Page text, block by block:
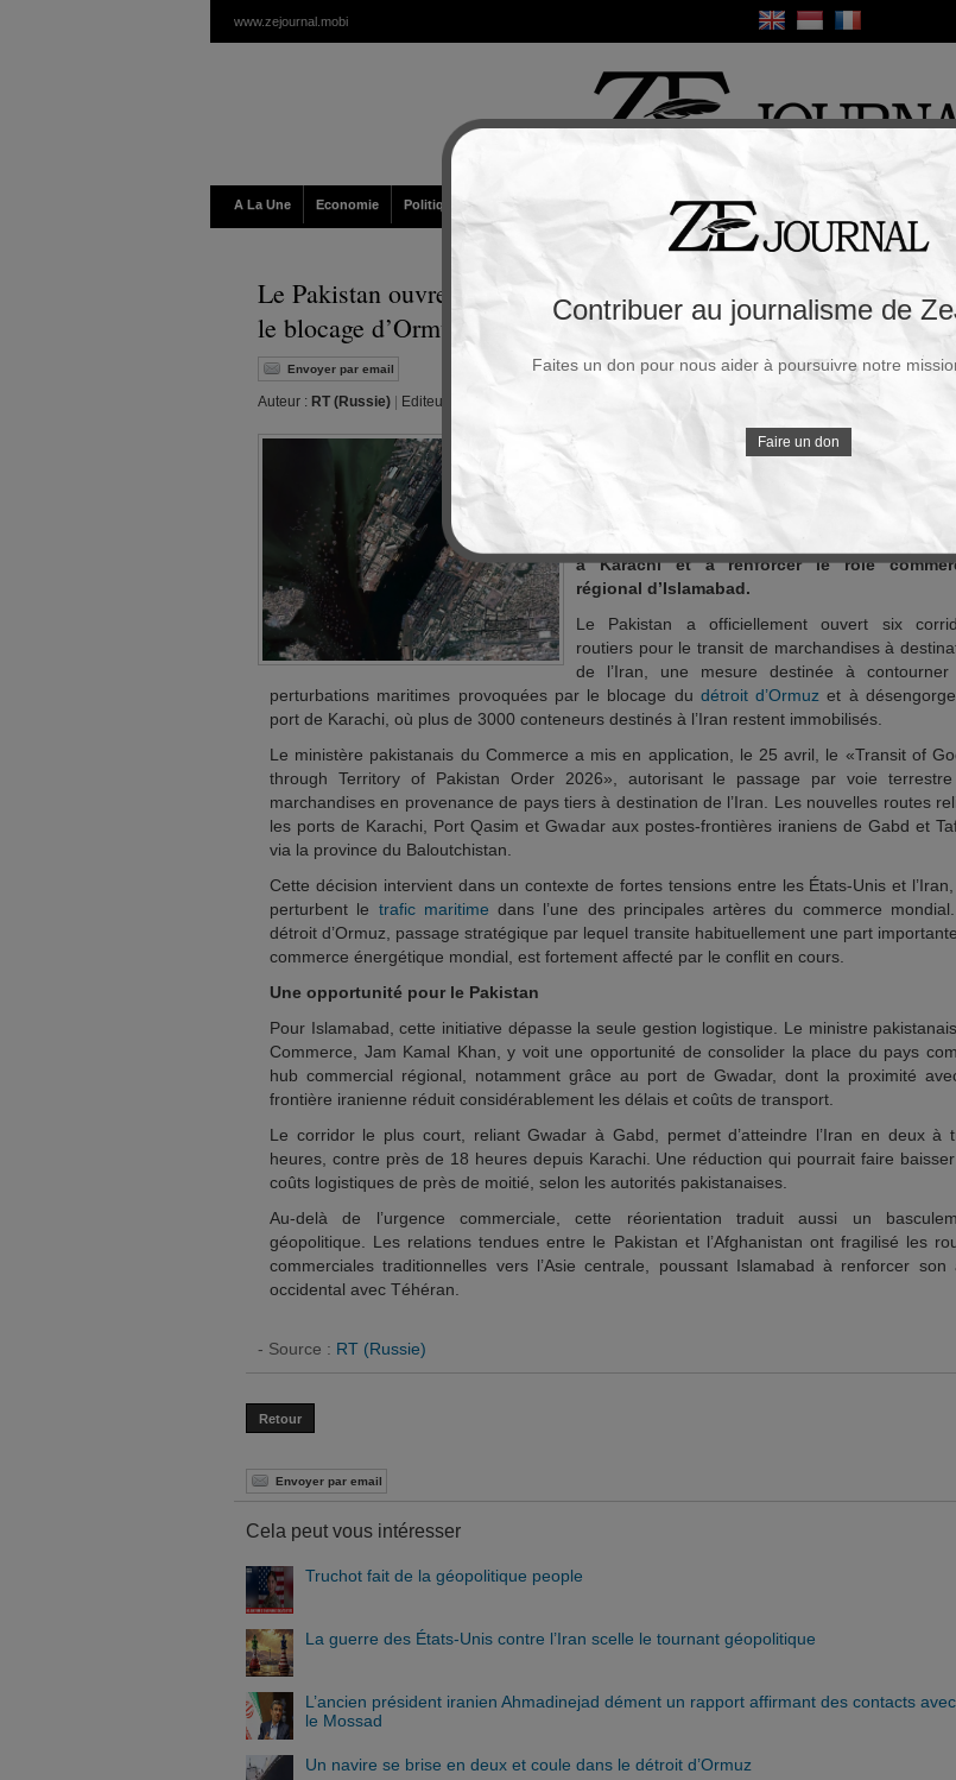
www.zejournal.mobi
A La Une Economie Politique / Géopolitique Religion Sport France / Europe
Le Pakistan ouvre des corridors terrestres vers l’Iran pour
le blocage d’Ormuz
Envoyer par email Souscrire à la
Auteur : RT (Russie) Editeur :
Face au blocage maritime autour du
d’Ormuz, le Pakistan a ouvert six routes
pour acheminer vers l’Iran des marchandises
débloquer des milliers de conteneurs
à Karachi et à renforcer le rôle
régional d’Islamabad.
Le Pakistan a officiellement ouvert six
routiers pour le transit de marchandises à
de l’Iran, une mesure destinée à contourner
perturbations maritimes provoquées par le blocage du détroit d’Ormuz et à
port de Karachi, où plus de 3000 conteneurs destinés à l’Iran restent immobilisés.
Le ministère pakistanais du Commerce a mis en application, le 25 avril, le «Transit of
through Territory of Pakistan Order 2026», autorisant le passage par voie
marchandises en provenance de pays tiers à destination de l’Iran. Les nouvelles routes
les ports de Karachi, Port Qasim et Gwadar aux postes-frontières iraniens de Gabd et
via la province du Baloutchistan.
Cette décision intervient dans un contexte de fortes tensions entre les États-Unis et
perturbent le trafic maritime dans l’une des principales artères du commerce
détroit d’Ormuz, passage stratégique par lequel transite habituellement une part
commerce énergétique mondial, est fortement affecté par le conflit en cours.
Une opportunité pour le Pakistan
Pour Islamabad, cette initiative dépasse la seule gestion logistique. Le ministre
Commerce, Jam Kamal Khan, y voit une opportunité de consolider la place du pays
hub commercial régional, notamment grâce au port de Gwadar, dont la proximité
frontière iranienne réduit considérablement les délais et coûts de transport.
Le corridor le plus court, reliant Gwadar à Gabd, permet d’atteindre l’Iran en deux à
heures, contre près de 18 heures depuis Karachi. Une réduction qui pourrait faire
coûts logistiques de près de moitié, selon les autorités pakistanaises.
Au-delà de l’urgence commerciale, cette réorientation traduit aussi un
géopolitique. Les relations tendues entre le Pakistan et l’Afghanistan ont fragilisé les
commerciales traditionnelles vers l’Asie centrale, poussant Islamabad à renforcer son
occidental avec Téhéran.
- Source : RT (Russie)
Retour
Envoyer par email
Cela peut vous intéresser
Truchot fait de la géopolitique people
La guerre des États-Unis contre l’Iran scelle le tournant géopolitique
L’ancien président iranien Ahmadinejad dément un rapport affirmant des contacts avec
le Mossad
Un navire se brise en deux et coule dans le détroit d’Ormuz
Contribuer au journalisme de
Faites un don pour nous aider à poursuivre notre
Faire un don